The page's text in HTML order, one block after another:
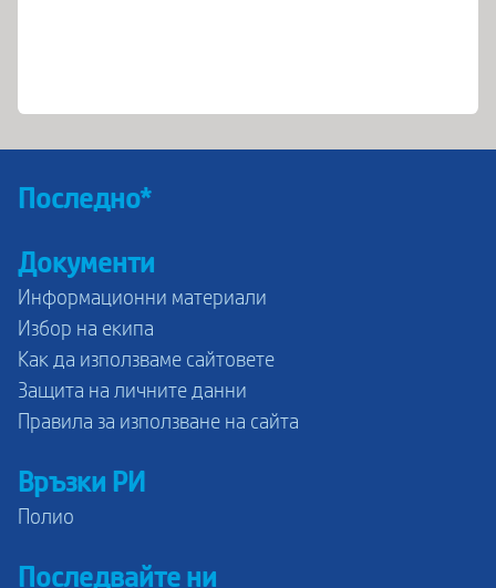
Последно*
Документи
Информационни материали
Избор на екипа
Как да използваме сайтовете
Защита на личните данни
Правила за използване на сайта
Връзки РИ
Полио
Последвайте ни